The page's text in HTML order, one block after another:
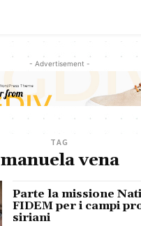
- Advertisement -
TAG
manuela vena
Parte la missione
FIDEM per i campi
siriani